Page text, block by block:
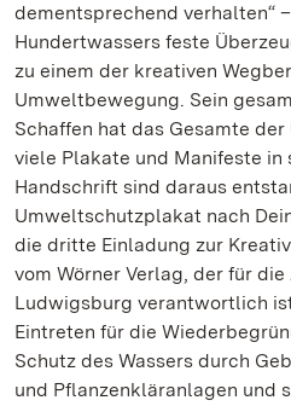
dementsprechend verhalten“
Hundertwassers feste
zu einem der kreativen
Umweltbewegung. Sein
Schaffen hat das Gesamte
viele Plakate und Manifeste in
Handschrift sind daraus
Umweltschutzplakat nach
die dritte Einladung zur
vom Wörner Verlag, der für
Ludwigsburg verantwortlich
Eintreten für die
Schutz des Wassers durch
und Pflanzenkläranlagen und